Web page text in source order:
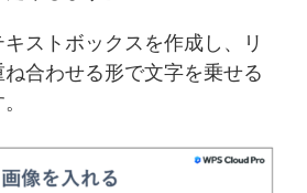
ストボックスを作成し、リ
合わせる形で文字を乗せる